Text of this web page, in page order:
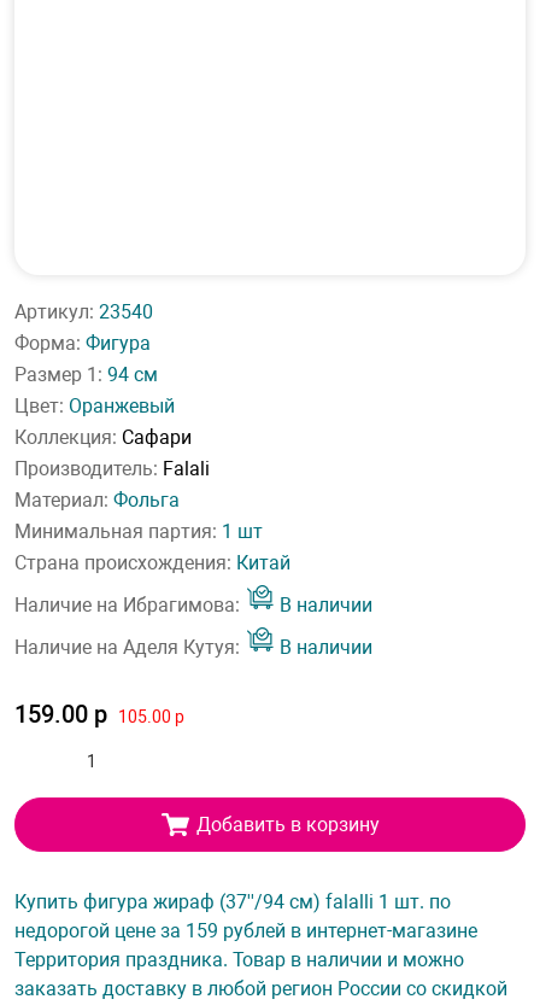
Артикул: 23540
Форма: Фигура
Размер 1: 94 см
Цвет: Оранжевый
Коллекция: Сафари
Производитель: Falali
Материал: Фольга
Минимальная партия: 1 шт
Страна происхождения: Китай
Наличие на Ибрагимова:
В наличии
Наличие на Аделя Кутуя:
В наличии
159.00 р 105.00 р
Добавить в корзину
Купить фигура жираф (37''/94 см) falalli 1 шт. по
недорогой цене за 159 рублей в интернет-магазине
Территория праздника. Товар в наличии и можно
заказать доставку в любой регион России со скидкой